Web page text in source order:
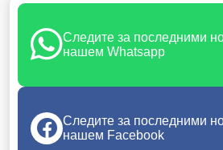
Следите за последними
нашем Whatsapp
Следите за последними
нашем Facebook